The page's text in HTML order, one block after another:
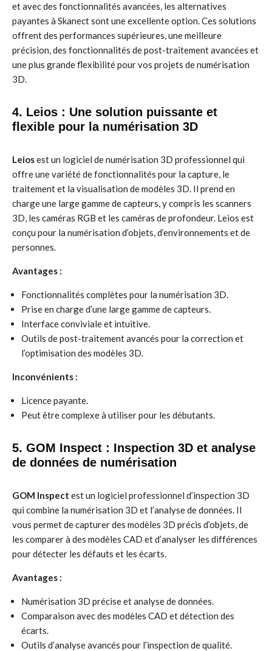
et avec des fonctionnalités avancées, les alternatives
payantes à Skanect sont une excellente option. Ces solutions
offrent des performances supérieures, une meilleure
précision, des fonctionnalités de post-traitement avancées et
une plus grande flexibilité pour vos projets de numérisation
3D.
4. Leios : Une solution puissante et
flexible pour la numérisation 3D
Leiosest un logiciel de numérisation 3D professionnel qui
offre une variété de fonctionnalités pour la capture, le
traitement et la visualisation de modèles 3D. Il prend en
charge une large gamme de capteurs, y compris les scanners
3D, les caméras RGB et les caméras de profondeur. Leios est
conçu pour la numérisation d’objets, d’environnements et de
personnes.
Avantages :
Fonctionnalités complètes pour la numérisation 3D.
Prise en charge d’une large gamme de capteurs.
Interface conviviale et intuitive.
Outils de post-traitement avancés pour la correction et
l’optimisation des modèles 3D.
Inconvénients :
Licence payante.
Peut être complexe à utiliser pour les débutants.
5. GOM Inspect : Inspection 3D et analyse
de données de numérisation
GOM Inspect est un logiciel professionnel d’inspection 3D
qui combine la numérisation 3D et l’analyse de données. Il
vous permet de capturer des modèles 3D précis d’objets, de
les comparer à des modèles CAD et d’analyser les différences
pour détecter les défauts et les écarts.
Avantages :
Numérisation 3D précise et analyse de données.
Comparaison avec des modèles CAD et détection des
écarts.
Outils d’analyse avancés pour l’inspection de qualité.